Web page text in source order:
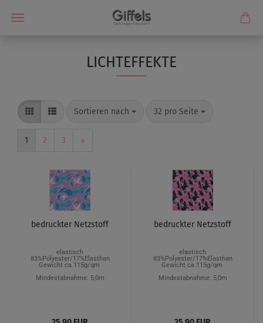
LICHTEFFEKTE
Sortieren nach 32 pro Seite
1 2 3 »
bedruckter Netzstoff
elastisch
83%Polyester/17%Elasthan
Gewicht ca.115g/qm
Mindestabnahme: 5,0m
bedruckter Netzstoff
elastisch
83%Polyester/17%Elasthan
Gewicht ca.115g/qm
Mindestabnahme: 5,0m